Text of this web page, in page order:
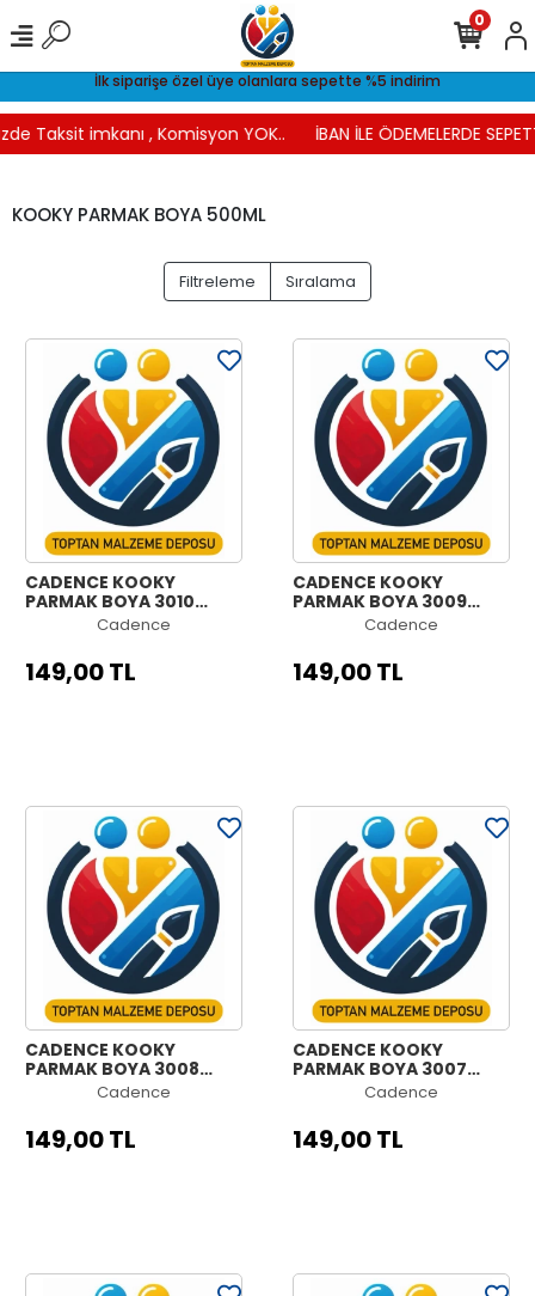
İlk siparişe özel üye olanlara sepette %5 indirim
Taksit imkanı , Komisyon YOK.. İBAN İLE ÖDEMELERDE
0
KOOKY PARMAK BOYA 500ML
Filtreleme Sıralama
CADENCE KOOKY
PARMAK BOYA 3010
KAHVERENGİ 500ML
Cadence
149,00 TL
CADENCE KOOKY
PARMAK BOYA 3009
PEMBE 500ML
Cadence
149,00 TL
CADENCE KOOKY
PARMAK BOYA 3008
MOR 500MLCadence
149,00 TL
CADENCE KOOKY
PARMAK BOYA 3007
TURUNCU 500ML
Cadence
149,00 TL